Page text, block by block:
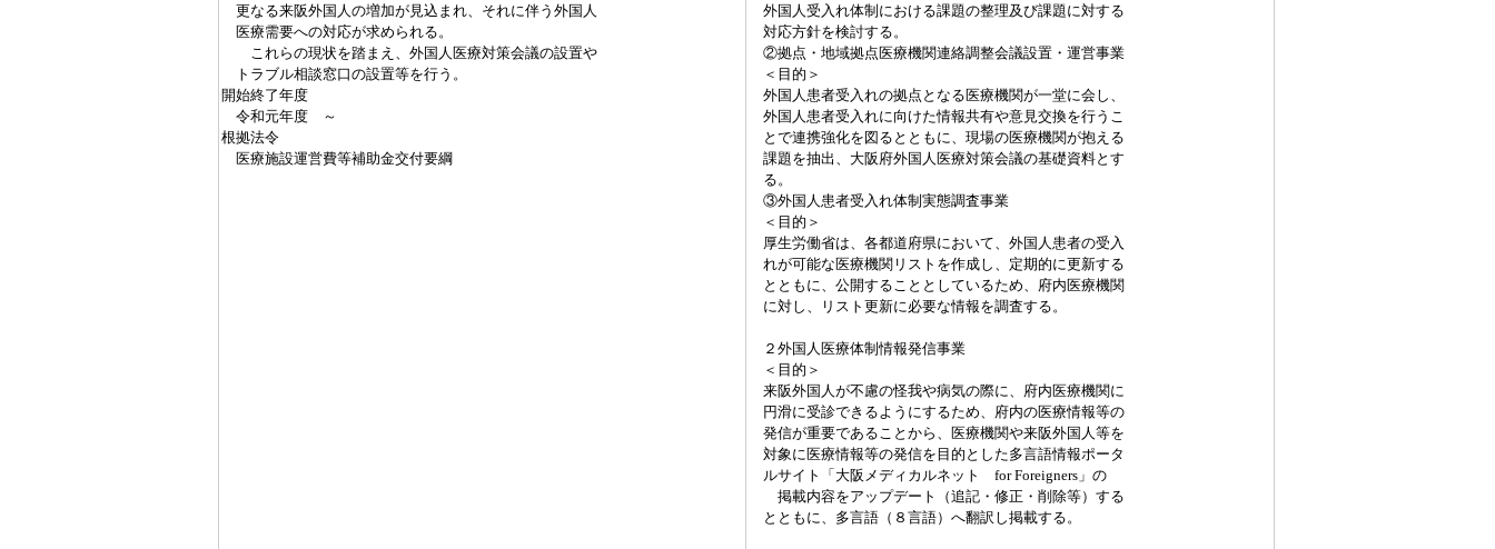
更なる来阪外国人の増加が見込まれ、それに伴う外国人
外国人受入れ体制における課題の整理及び課題に対する
医療需要への対応が求められる。
対応方針を検討する。
これらの現状を踏まえ、外国人医療対策会議の設置や
②拠点・地域拠点医療機関連絡調整会議設置・運営事業
トラブル相談窓口の設置等を行う。
＜目的＞
開始終了年度
外国人患者受入れの拠点となる医療機関が一堂に会し、
令和元年度 ～
外国人患者受入れに向けた情報共有や意見交換を行うこ
根拠法令
とで連携強化を図るとともに、現場の医療機関が抱える
医療施設運営費等補助金交付要綱
課題を抽出、大阪府外国人医療対策会議の基礎資料とす
る。
③外国人患者受入れ体制実態調査事業
＜目的＞
厚生労働省は、各都道府県において、外国人患者の受入
れが可能な医療機関リストを作成し、定期的に更新する
とともに、公開することとしているため、府内医療機関
に対し、リスト更新に必要な情報を調査する。
２外国人医療体制情報発信事業
＜目的＞
来阪外国人が不慮の怪我や病気の際に、府内医療機関に
円滑に受診できるようにするため、府内の医療情報等の
発信が重要であることから、医療機関や来阪外国人等を
対象に医療情報等の発信を目的とした多言語情報ポータ
ルサイト「大阪メディカルネット for Foreigners」の
掲載内容をアップデート（追記・修正・削除等）する
とともに、多言語（８言語）へ翻訳し掲載する。